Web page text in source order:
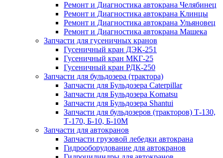
Ремонт и Диагностика автокрана Челябинец
Ремонт и Диагностика автокрана Клинцы
Ремонт и Диагностика автокрана Ульяновец
Ремонт и Диагностика автокрана Машека
Запчасти для гусеничных кранов
Гусеничный кран ДЭК-251
Гусеничный кран МКГ-25
Гусеничный кран РДК-250
Запчасти для бульдозера (трактора)
Запчасти для Бульдозера Caterpillar
Запчасти для Бульдозера Komatsu
Запчасти для Бульдозера Shantui
Запчасти для бульдозеров (тракторов) Т-130,
Т-170, Б-10, Б-10М
Запчасти для автокранов
Запчасти грузовой лебедки автокрана
Гидрооборудование для автокранов